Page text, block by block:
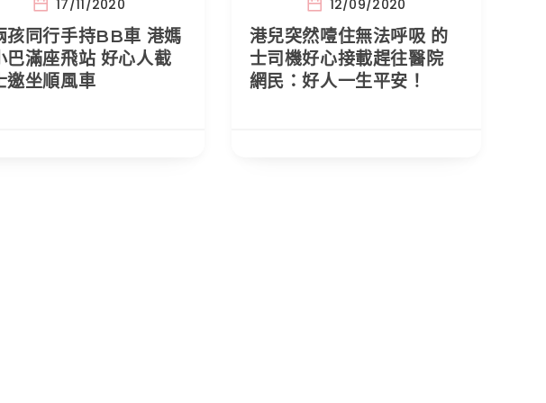
17/11/2020
孩同行手持BB車 港媽
巴滿座飛站 好心人截
邀坐順風車
12/09/2020
港兒突然噎住無法呼吸 的
士司機好心接載趕往醫院
網民：好人一生平安！